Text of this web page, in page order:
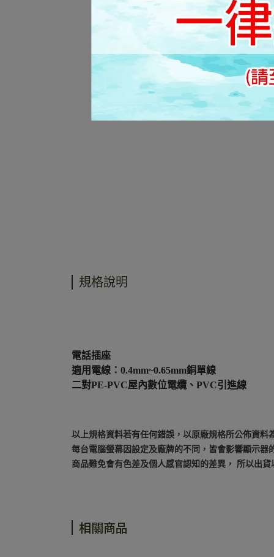
規格說明
電話插座
適用電線：0.4mm~0.65mm銅單線
二對PE-PVC屋內數位電纜、PVC引進線
以上規格資料若有任何錯誤，以原廠規格所公佈資料
每台電腦螢幕因設定及廠牌的不同，皆會影響顯示器
商品難免會有色差及個人感官認知的差異， 所以出
相關商品